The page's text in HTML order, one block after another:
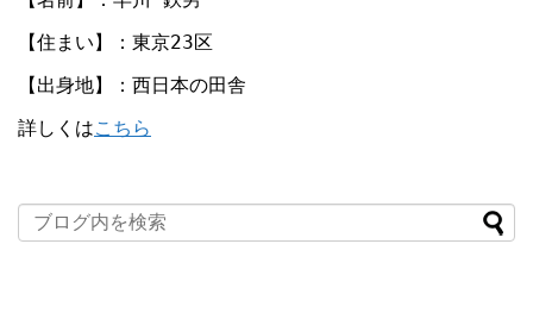
【住まい】：東京23区
【出身地】：西日本の田舎
詳しくはこちら